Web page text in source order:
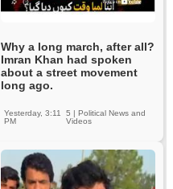
Why a long march, after all?
Imran Khan had spoken
about a street movement
long ago.
5 |Political News and
Videos
Yesterday, 3:11
PM